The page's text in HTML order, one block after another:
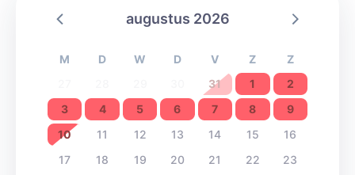
augustus 2026
M D W D V Z
Z
31 1
2
3
4 5 6 7 8
9
10
11 12 13 14 15
16
17
18 19 20 21 22
23